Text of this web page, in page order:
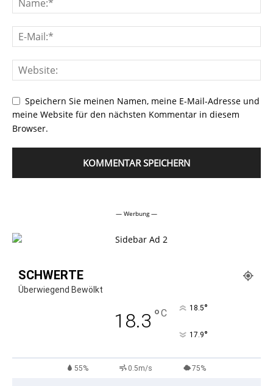
Speichern Sie meinen Namen, meine E-Mail-Adresse und
meine Website für den nächsten Kommentar in diesem
Browser.
— Werbung —
SCHWERTE
Überwiegend Bewölkt
18.3 °C 18.5°
17.9°
55% 0.5m/s 75%